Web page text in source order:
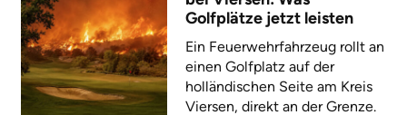
Golfplätze jetzt leisten
Ein Feuerwehrfahrzeug rollt an
einen Golfplatz auf der
holländischen Seite am Kreis
Viersen, direkt an der Grenze.